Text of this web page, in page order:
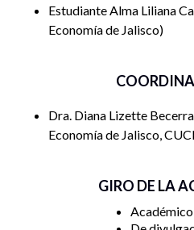
Estudiante Alma Liliana
Economía de Jalisco
Dra. Diana Lizette
Economía de Jalisco,
GIRO DE LA
Académico